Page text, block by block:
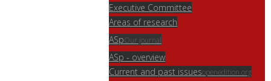
Executive Committee
Areas of research
ASpOur journal
ASp - overview
Current and past issuesopenedition.org